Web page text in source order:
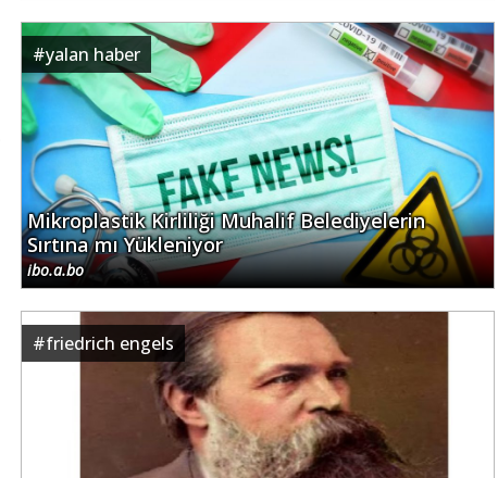
#yalan haber
Mikroplastik Kirliliği Muhalif Belediyelerin
Sırtına mı Yükleniyor
ibo.a.bo
#friedrich engels